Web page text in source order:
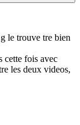
le trouve tre bien
cette fois avec
les deux videos,